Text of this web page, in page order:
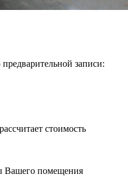
записи:
стоимость
Вашего помещения